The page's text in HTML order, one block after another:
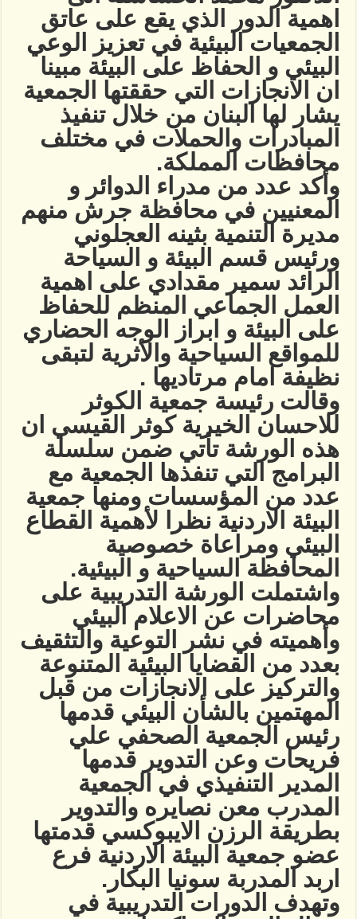
اهمية الدور الذي يقع على عاتق
الجمعيات البيئية في تعزيز الوعي
البيئي و الحفاظ على البيئة مبينا
ان الانجازات التي حققتها الجمعية
يشار لها البنان من خلال تنفيذ
المبادرات والحملات في مختلف
محافظات المملكة.
وأكد عدد من مدراء الدوائر و
المعنيين في محافظة جرش منهم
مديرة التنمية بثينه العجلوني
ورئيس قسم البيئة و السياحة
الرائد سمير مقدادي على اهمية
العمل الجماعي المنظم للحفاظ
على البيئة و ابراز الوجه الحضاري
للمواقع السياحية والأثرية لتبقى
نظيفة امام مرتاديها .
وقالت رئيسة جمعية الكوثر
للاحسان الخيرية كوثر القيسي ان
هذه الورشة تأتي ضمن سلسلة
البرامج التي تنفذها الجمعية مع
عدد من المؤسسات ومنها جمعية
البيئة الاردنية نظرا لأهمية القطاع
البيئي ومراعاة خصوصية
المحافظة السياحية و البيئية.
واشتملت الورشة التدريبية على
محاضرات عن الاعلام البيئي
وأهميته في نشر التوعية والتثقيف
بعدد من القضايا البيئية المتنوعة
والتركيز على الانجازات من قبل
المهتمين بالشأن البيئي قدمها
رئيس الجمعية الصحفي علي
فريحات وعن التدوير قدمها
المدير التنفيذي في الجمعية
المدرب معن نصايره والتدوير
بطريقة الرزن الايبوكسي قدمتها
عضو جمعية البيئة الاردنية فرع
اربد المدربة سونيا البكار.
وتهدف الدورات التدريبية في